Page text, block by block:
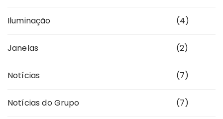
Iluminação (4)
Janelas (2)
Notícias (7)
Notícias do Grupo (7)